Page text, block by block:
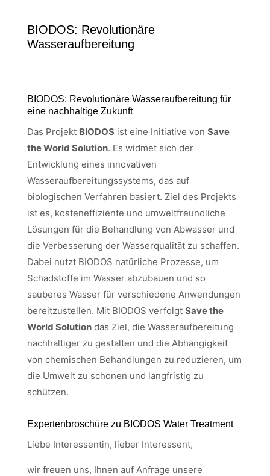
BIODOS: Revolutionäre
Wasseraufbereitung
BIODOS: Revolutionäre Wasseraufbereitung für
eine nachhaltige Zukunft
Das Projekt BIODOS ist eine Initiative von Save
the World Solution. Es widmet sich der
Entwicklung eines innovativen
Wasseraufbereitungssystems, das auf
biologischen Verfahren basiert. Ziel des Projekts
ist es, kosteneffiziente und umweltfreundliche
Lösungen für die Behandlung von Abwasser und
die Verbesserung der Wasserqualität zu schaffen.
Dabei nutzt BIODOS natürliche Prozesse, um
Schadstoffe im Wasser abzubauen und so
sauberes Wasser für verschiedene Anwendungen
bereitzustellen. Mit BIODOS verfolgt Save the
World Solutiondas Ziel, die Wasseraufbereitung
nachhaltiger zu gestalten und die Abhängigkeit
von chemischen Behandlungen zu reduzieren, um
die Umwelt zu schonen und langfristig zu
schützen.
Expertenbroschüre zu BIODOS Water Treatment
Liebe Interessentin, lieber Interessent,
wir freuen uns, Ihnen auf Anfrage unsere